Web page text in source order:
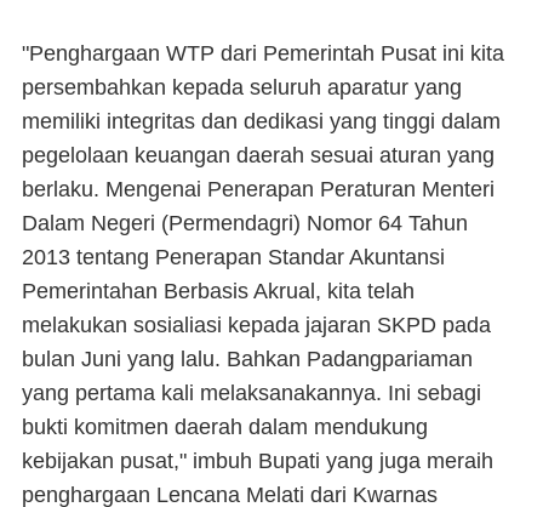
"Penghargaan WTP dari Pemerintah Pusat ini kita
persembahkan kepada seluruh aparatur yang
memiliki integritas dan dedikasi yang tinggi dalam
pegelolaan keuangan daerah sesuai aturan yang
berlaku. Mengenai Penerapan Peraturan Menteri
Dalam Negeri (Permendagri) Nomor 64 Tahun
2013 tentang Penerapan Standar Akuntansi
Pemerintahan Berbasis Akrual, kita telah
melakukan sosialiasi kepada jajaran SKPD pada
bulan Juni yang lalu. Bahkan Padangpariaman
yang pertama kali melaksanakannya. Ini sebagi
bukti komitmen daerah dalam mendukung
kebijakan pusat," imbuh Bupati yang juga meraih
penghargaan Lencana Melati dari Kwarnas